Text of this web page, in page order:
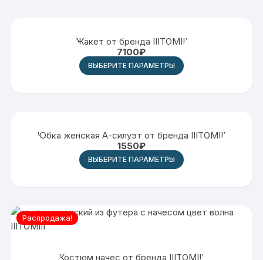
Жакет от бренда IIITOMIII
7100₽
ВЫБЕРИТЕ ПАРАМЕТРЫ
Юбка женская А-силуэт от бренда IIITOMIII
1550₽
ВЫБЕРИТЕ ПАРАМЕТРЫ
Распродажа!
Костюм начес от бренда IIITOMIII